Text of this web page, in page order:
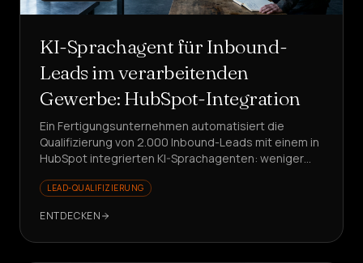
KI-Sprachagent für Inbound-
Leads im verarbeitenden
Gewerbe: HubSpot-Integration
Ein Fertigungsunternehmen automatisiert die
Qualifizierung von 2.000 Inbound-Leads mit einem in
HubSpot integrierten KI-Sprachagenten: weniger
sich auf den Mehrwert.
LEAD-QUALIFIZIERUNG
ENTDECKEN